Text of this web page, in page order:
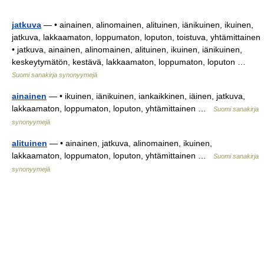
jatkuva — • ainainen, alinomainen, alituinen, iänikuinen, ikuinen,
jatkuva, lakkaamaton, loppumaton, loputon, toistuva, yhtämittainen
• jatkuva, ainainen, alinomainen, alituinen, ikuinen, iänikuinen,
keskeytymätön, kestävä, lakkaamaton, loppumaton, loputon …
Suomi sanakirja synonyymejä
ainainen — • ikuinen, iänikuinen, iankaikkinen, iäinen, jatkuva,
lakkaamaton, loppumaton, loputon, yhtämittainen …
Suomi sanakirja
synonyymejä
alituinen — • ainainen, jatkuva, alinomainen, ikuinen,
lakkaamaton, loppumaton, loputon, yhtämittainen …
Suomi sanakirja
synonyymejä